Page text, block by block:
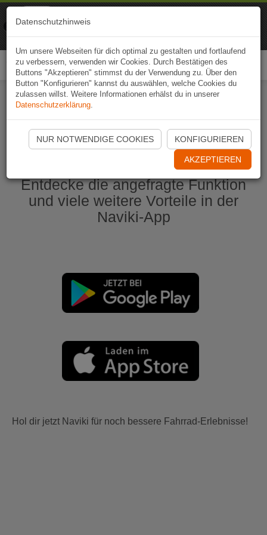
Naviki App jetzt öffnen
Entdecke die angefragte Funktion
und viele weitere Vorteile in der
Naviki-App
Hol dir jetzt Naviki für noch bessere Fahrrad-Erlebnisse!
Datenschutzhinweis
Um unsere Webseiten für dich optimal zu gestalten und fortlaufend
zu verbessern, verwenden wir Cookies. Durch Bestätigen des
Buttons "Akzeptieren" stimmst du der Verwendung zu. Über den
Button "Konfigurieren" kannst du auswählen, welche Cookies du
zulassen willst. Weitere Informationen erhälst du in unserer
Datenschutzerklärung.
NUR NOTWENDIGE COOKIES KONFIGURIEREN
AKZEPTIEREN
Naviki